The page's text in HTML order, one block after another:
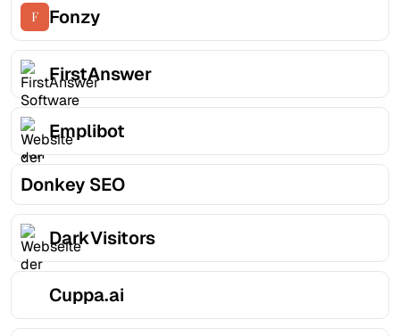
Fonzy
FirstAnswer
Emplibot
Donkey SEO
DarkVisitors
Cuppa.ai